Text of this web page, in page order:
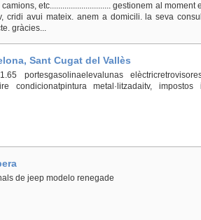
etc............................. gestionem al moment
cridi avui mateix. anem a domicili. la seva
gràcies...
Sant Cugat del Vallès
portesgasolinaelevalunas
condicionatpintura metal·litzadaitv, impostos i
de jeep modelo renegade